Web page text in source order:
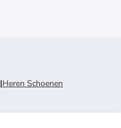
|Heren Schoenen